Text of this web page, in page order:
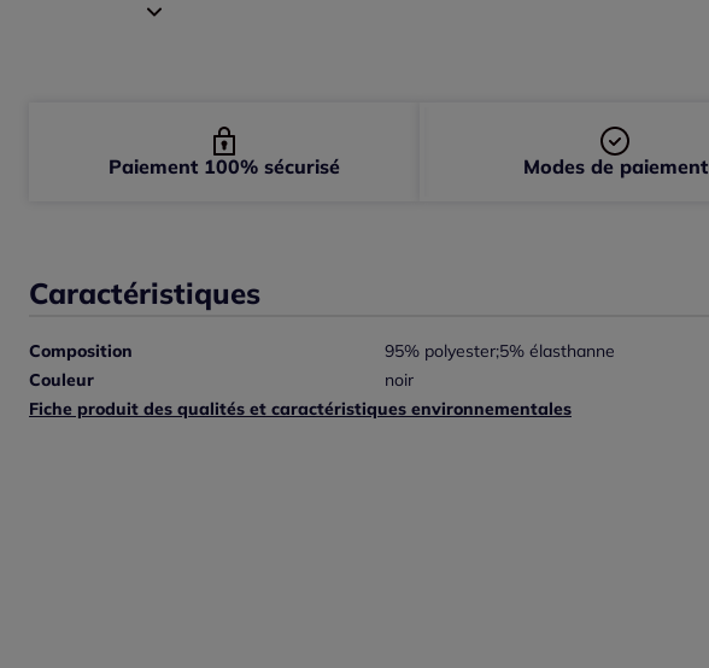
Caractéristiques
Composition
95% polyester;5% élasthanne
Couleur
noir
Fiche produit des qualités et caractéristiques environnementales
Paiement 100% sécurisé Modes de paiement